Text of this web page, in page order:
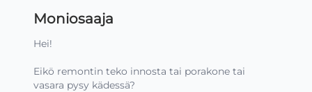
Moniosaaja
Hei!
Eikö remontin teko innosta tai porakone tai
vasara pysy kädessä?